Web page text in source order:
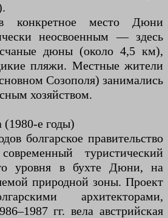
конкретное место Дюни
неосвоенным — здесь
дюны (около 4,5 км),
пляжи. Местные жители
Созополя) занимались
хозяйством.
(1980-е годы)
болгарское правительство
туристический
уровня в бухте Дюни, на
природной зоны. Проект
архитекторами,
гг. вела австрийская